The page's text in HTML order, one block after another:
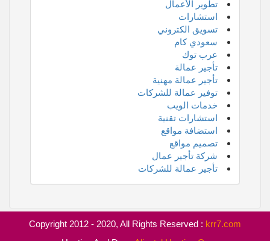
تطوير الأعمال
استشارات
تسويق الكتروني
سعودي كام
عرب توك
تأجير عمالة
تأجير عمالة مهنية
توفير عمالة للشركات
خدمات الويب
استشارات تقنية
استضافة مواقع
تصميم مواقع
شركة تأجير عمال
تأجير عمالة للشركات
Copyright 2012 - 2020, All Rights Reserved : krr7.com